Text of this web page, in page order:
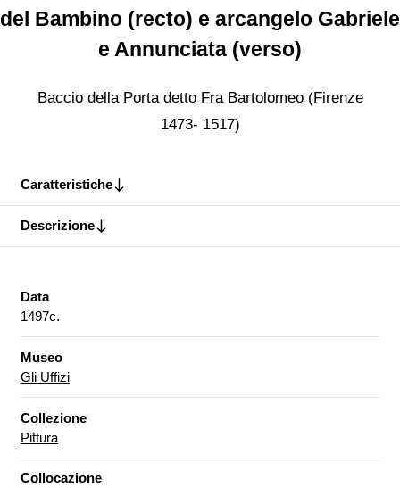
del Bambino (recto) e arcangelo Gabriele
e Annunciata (verso)
Baccio della Porta detto Fra Bartolomeo (Firenze
1473- 1517)
Caratteristiche
Descrizione
Data
1497c.
Museo
Gli Uffizi
Collezione
Pittura
Collocazione